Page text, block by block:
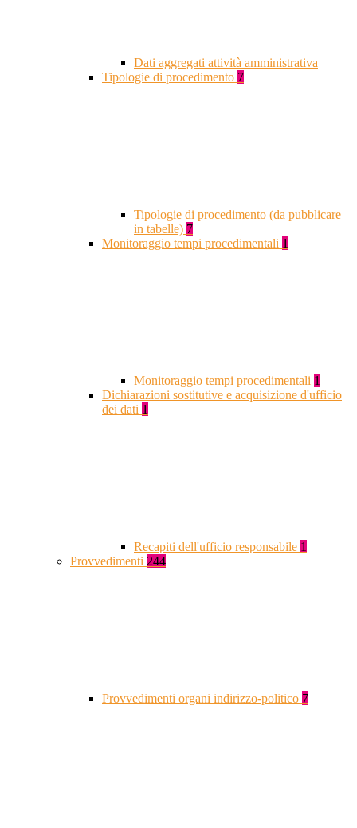
Dati aggregati attività amministrativa
Tipologie di procedimento 7
Tipologie di procedimento (da pubblicare
in tabelle) 7
Monitoraggio tempi procedimentali 1
Monitoraggio tempi procedimentali 1
Dichiarazioni sostitutive e acquisizione d'ufficio
dei dati 1
Recapiti dell'ufficio responsabile 1
Provvedimenti 244
Provvedimenti organi indirizzo-politico 7